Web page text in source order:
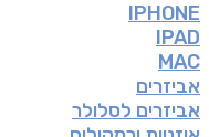
IPHONE
IPAD
MAC
אביזרים
אביזרים לסלולר